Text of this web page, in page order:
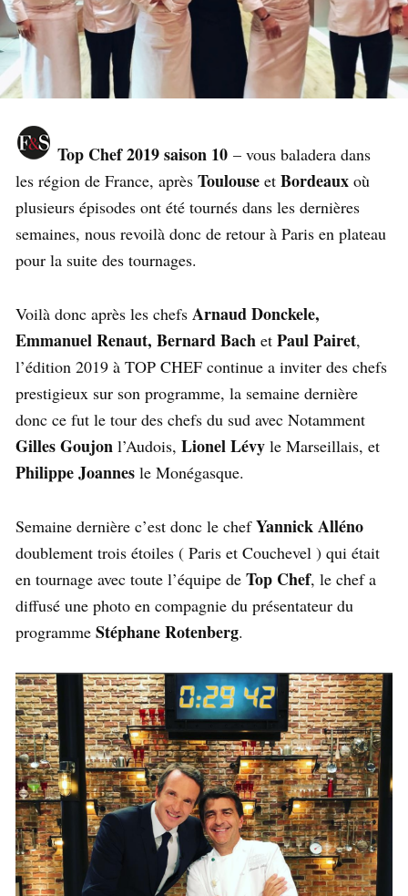
Top Chef 2019 saison 10 – vous baladera dans
les région de France, après Toulouse et Bordeaux où
plusieurs épisodes ont été tournés dans les dernières
semaines, nous revoilà donc de retour à Paris en plateau
pour la suite des tournages.
Voilà donc après les chefs Arnaud Donckele,
Emmanuel Renaut, Bernard Bach et Paul Pairet,
l’édition 2019 à TOP CHEF continue a inviter des chefs
prestigieux sur son programme, la semaine dernière
donc ce fut le tour des chefs du sud avec Notamment
Gilles Goujon l’Audois, Lionel Lévy le Marseillais, et
Philippe Joannes le Monégasque.
Semaine dernière c’est donc le chefYannick Alléno
doublement trois étoiles ( Paris et Couchevel ) qui était
en tournage avec toute l’équipe de Top Chef, le chef a
diffusé une photo en compagnie du présentateur du
programme Stéphane Rotenberg.